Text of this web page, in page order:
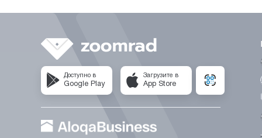
Доступно в
Google Play
Загрузите в
App Store